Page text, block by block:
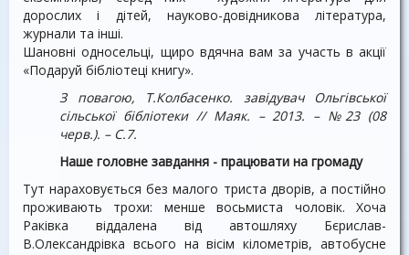
дорослих і дітей, науково-довідникова література,
журнали та інші.
Шановні односельці, щиро вдячна вам за участь в акції
«Подаруй бібліотеці книгу».
З повагою, Т.Колбасенко. завідувач Ольгівської
сільської бібліотеки // Маяк. – 2013. – №23 (08
черв.). – С.7.
Наше головне завдання - працювати на громаду
Тут нараховується без малого триста дворів, а постійно
проживають трохи: менше восьмиста чоловік. Хоча
Раківка віддалена від автошляху Бєрислав-
В.Олександрівка всього на вісім кілометрів, автобусне